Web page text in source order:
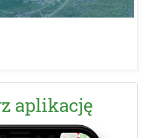
aplikację